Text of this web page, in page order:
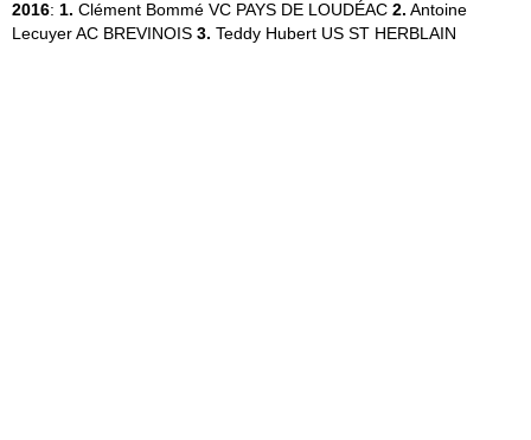
2016: 1. Clément Bommé VC PAYS DE LOUDÉAC 2. Antoine
LecuyerAC BREVINOIS 3. Teddy Hubert US ST HERBLAIN